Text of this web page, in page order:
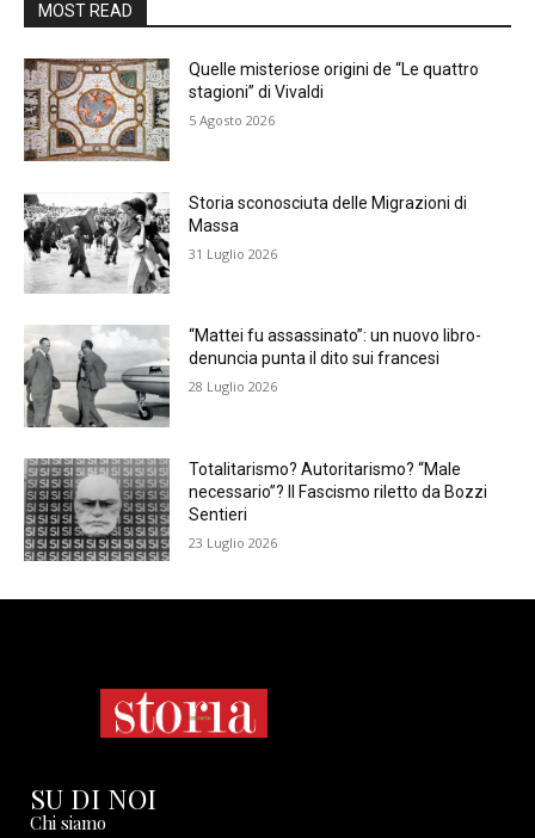
MOST READ
Quelle misteriose origini de “Le quattro
stagioni” di Vivaldi
5 Agosto 2026
Storia sconosciuta delle Migrazioni di
Massa
31 Luglio 2026
“Mattei fu assassinato”: un nuovo libro-
denuncia punta il dito sui francesi
28 Luglio 2026
Totalitarismo? Autoritarismo? “Male
necessario”? Il Fascismo riletto da Bozzi
Sentieri
23 Luglio 2026
SU DI NOI
Chi siamo